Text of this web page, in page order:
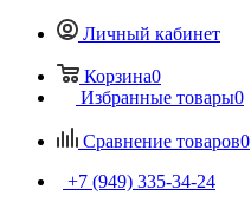
Личный кабинет
Корзина0
Избранные товары0
Сравнение товаров0
+7 (949) 335-34-24